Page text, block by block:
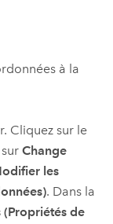
à la
Cliquez sur le
surChange
les
. Dans la
de